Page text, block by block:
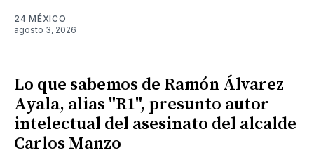
24 MÉXICO
agosto 3, 2026
Lo que sabemos de Ramón Álvarez
Ayala, alias "R1", presunto autor
intelectual del asesinato del alcalde
Carlos Manzo